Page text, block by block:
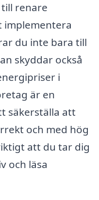
renare
implementera
du inte bara till
skyddar också
i
är en
säkerställa att
och med hög
att du tar dig
och läsa